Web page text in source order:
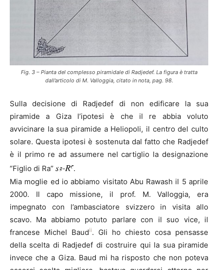
Fig. 3 – Pianta del complesso piramidale di Radjedef. La figura è tratta
dall’articolo di M. Valloggia, citato in nota, pag. 98.
Sulla decisione di Radjedef di non edificare la sua
piramide a Giza l’ipotesi è che il re abbia voluto
avvicinare la sua piramide a Heliopoli, il centro del culto
solare. Questa ipotesi è sostenuta dal fatto che Radjedef
è il primo re ad assumere nel cartiglio la designazione
“Figlio di Ra” sA-Ra.
Mia moglie ed io abbiamo visitato Abu Rawash il 5 aprile
2000. Il capo missione, il prof. M. Valloggia, era
impegnato con l’ambasciatore svizzero in visita allo
scavo. Ma abbiamo potuto parlare con il suo vice, il
francese Michel Baudii. Gli ho chiesto cosa pensasse
della scelta di Radjedef di costruire qui la sua piramide
invece che a Giza. Baud mi ha risposto che non poteva